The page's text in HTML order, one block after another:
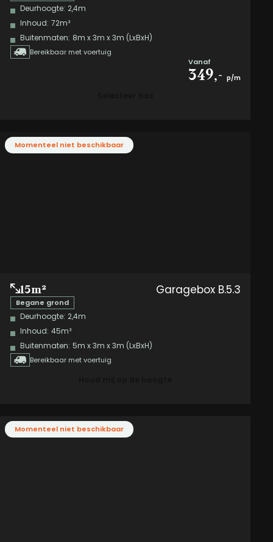
Deurhoogte: 2,4m
Inhoud: 72m³
Buitenmaten: 8m x 3m x 3m (LxBxH)
Bereikbaar met voertuig
Vanaf
349,- p/m
Momenteel niet beschikbaar
Garagebox B.5.3
15m²
Begane grond
Deurhoogte: 2,4m
Inhoud: 45m³
Buitenmaten: 5m x 3m x 3m (LxBxH)
Bereikbaar met voertuig
Momenteel niet beschikbaar